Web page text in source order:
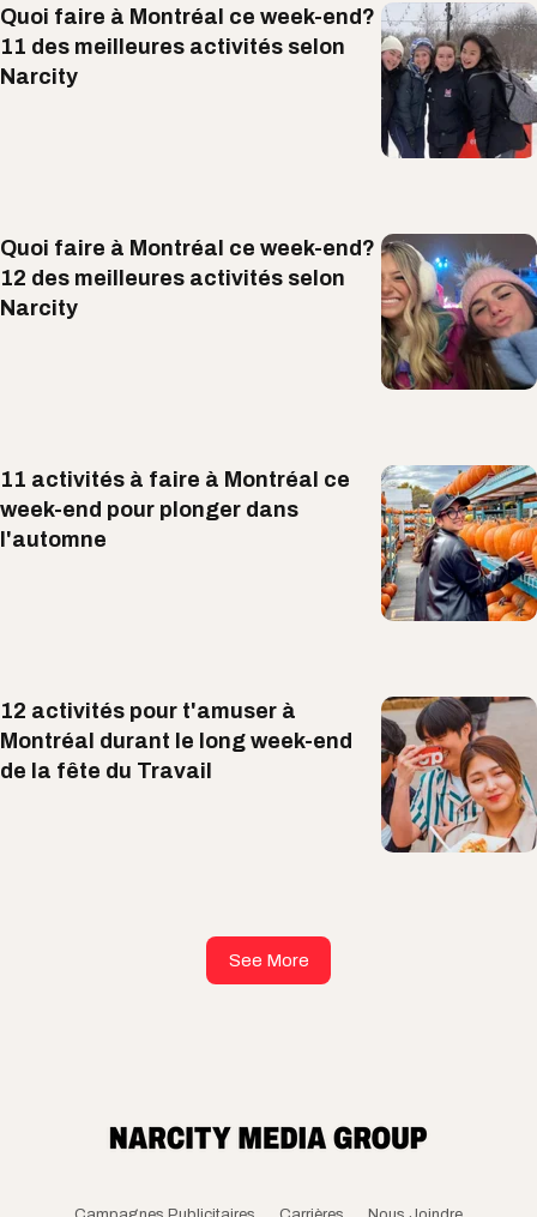
Quoi faire à Montréal ce week-end?
11 des meilleures activités selon
Narcity
Quoi faire à Montréal ce week-end?
12 des meilleures activités selon
Narcity
11 activités à faire à Montréal ce
week-end pour plonger dans
l'automne
12 activités pour t'amuser à
Montréal durant le long week-end
de la fête du Travail
See More